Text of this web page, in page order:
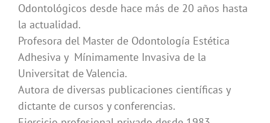
Odontológicos desde hace más de 20 años hasta
la actualidad.
Profesora del Master de Odontología Estética
Adhesiva y Mínimamente Invasiva de la
Universitat de Valencia.
Autora de diversas publicaciones científicas y
dictante de cursos y conferencias.